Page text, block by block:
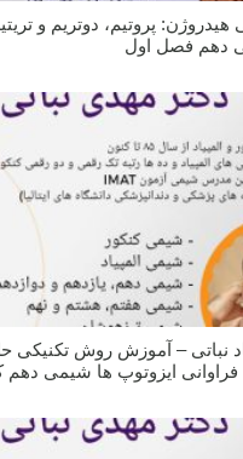
پروتیم، دوتریم و
دهم فصل اول
نباتی – آموزش روش تکنیکی
ایزوتوپ ها شیمی دهم